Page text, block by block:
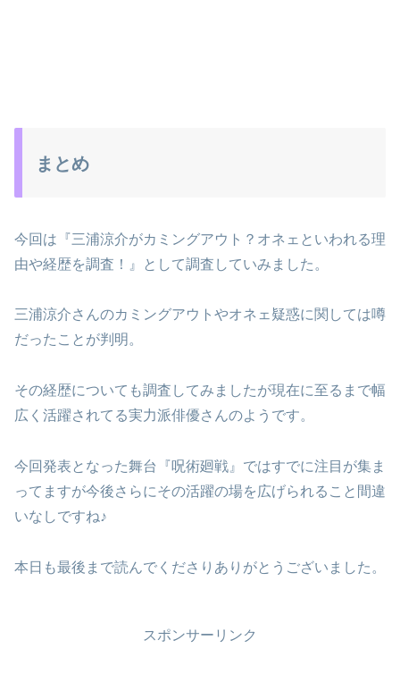
まとめ
今回は『三浦涼介がカミングアウト？オネェといわれる理
由や経歴を調査！』として調査していみました。
三浦涼介さんのカミングアウトやオネェ疑惑に関しては噂
だったことが判明。
その経歴についても調査してみましたが現在に至るまで幅
広く活躍されてる実力派俳優さんのようです。
今回発表となった舞台『呪術廻戦』ではすでに注目が集ま
ってますが今後さらにその活躍の場を広げられること間違
いなしですね♪
本日も最後まで読んでくださりありがとうございました。
スポンサーリンク